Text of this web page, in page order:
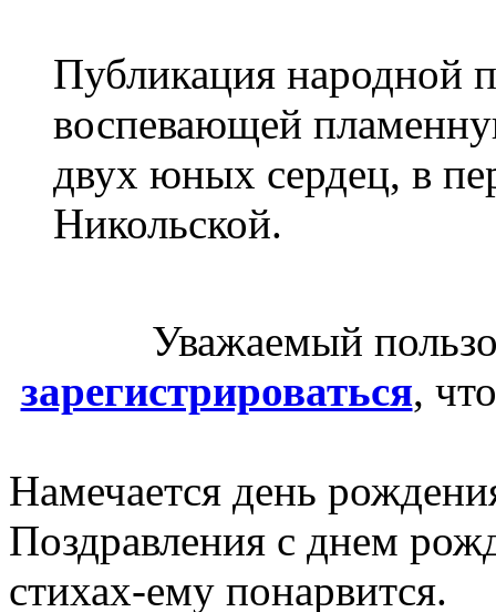
Публикация
воспевающей
двух юных сердец, в
Никольской.
Уважаемый
зарегистрироваться,
Намечается день
Поздравления с днем
стихах-ему понарвится.